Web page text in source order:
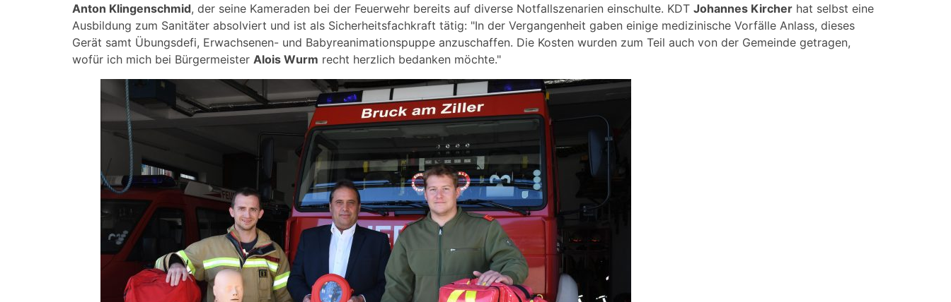
Anton Klingenschmid, der seine Kameraden bei der Feuerwehr bereits auf diverse Notfallszenarien einschulte. KDT Johannes Kircher hat selbst eine
Ausbildung zum Sanitäter absolviert und ist als Sicherheitsfachkraft tätig: "In der Vergangenheit gaben einige medizinische Vorfälle Anlass, dieses
Gerät samt Übungsdefi, Erwachsenen- und Babyreanimationspuppe anzuschaffen. Die Kosten wurden zum Teil auch von der Gemeinde getragen,
wofür ich mich bei Bürgermeister Alois Wurm recht herzlich bedanken möchte."